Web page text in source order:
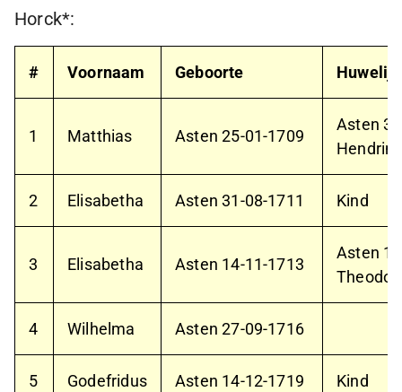
Horck*:
# Voornaam Geboorte Huwelijk
1 Matthias Asten25-01-1709
Asten
2 Elisabetha Asten31-08-1711 Kind
3 Elisabetha Asten 14-11-1713
Asten
4 Wilhelma Asten27-09-1716
5 Godefridus Asten 14-12-1719 Kind